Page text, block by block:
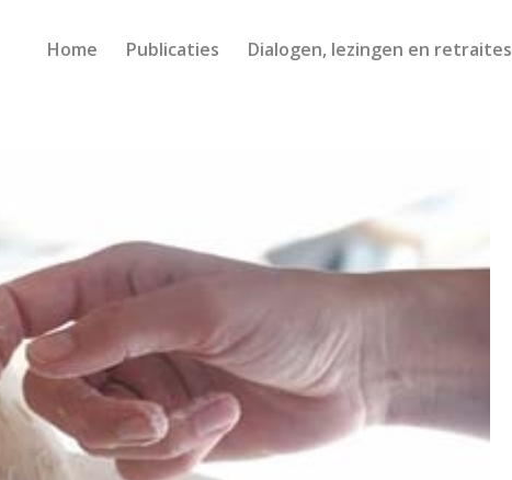
Home Publicaties Dialogen, lezingen en retraites